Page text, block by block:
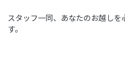
スタッフ一同、あなたのお越し
す。